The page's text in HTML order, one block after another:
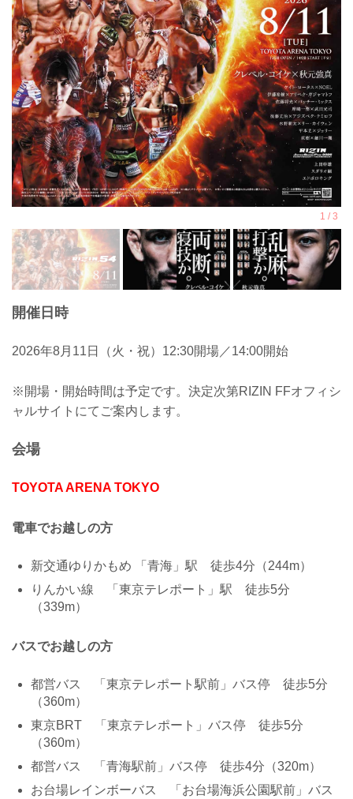
開催日時
2026年8月11日（火・祝）12:30開場／14:00開始
※開場・開始時間は予定です。決定次第RIZIN FFオフィシ
ャルサイトにてご案内します。
会場
TOYOTA ARENA TOKYO
電車でお越しの方
新交通ゆりかもめ 「青海」駅 徒歩4分（244m）
りんかい線 「東京テレポート」駅 徒歩5分
（339m）
バスでお越しの方
都営バス 「東京テレポート駅前」バス停 徒歩5分
（360m）
東京BRT 「東京テレポート」バス停 徒歩5分
（360m）
都営バス 「青海駅前」バス停 徒歩4分（320m）
お台場レインボーバス 「お台場海浜公園駅前」バス